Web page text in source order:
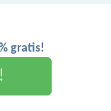
gratis!